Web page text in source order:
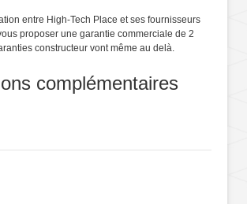
entre High-Tech Place et ses fournisseurs
proposer une garantie commerciale de 2
constructeur vont même au delà.
complémentaires